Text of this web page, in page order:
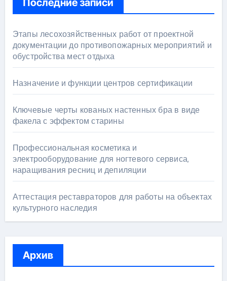
Последние записи
Этапы лесохозяйственных работ от проектной
документации до противопожарных мероприятий и
обустройства мест отдыха
Назначение и функции центров сертификации
Ключевые черты кованых настенных бра в виде
факела с эффектом старины
Профессиональная косметика и
электрооборудование для ногтевого сервиса,
наращивания ресниц и депиляции
Аттестация реставраторов для работы на объектах
культурного наследия
Архив